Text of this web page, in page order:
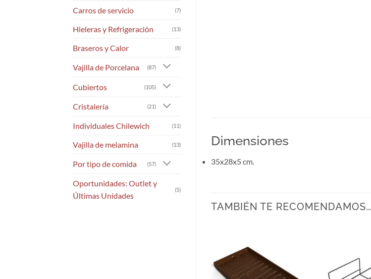
Carros de servicio (7)
Hieleras y Refrigeración (13)
Braseros y Calor (8)
Vajilla de Porcelana (87)
Cubiertos (105)
Cristalería (21)
Individuales Chilewich (11)
Vajilla de melamina (13)
Por tipo de comida (57)
Oportunidades: Outlet y
Últimas Unidades
(5)
Dimensiones
35x28x5 cm.
TAMBIÉN TE RECOMENDAMOS…